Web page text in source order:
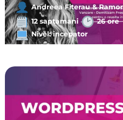
Andreea Fiterau &
12 saptamani
26 ore
Nivel: incepator